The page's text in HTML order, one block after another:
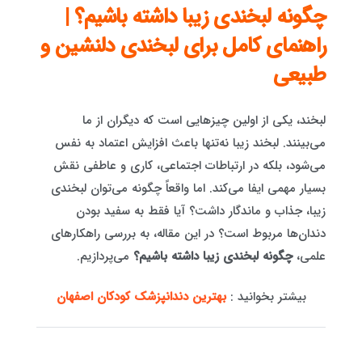
چگونه لبخندی زیبا داشته باشیم؟ |
راهنمای کامل برای لبخندی دلنشین و
طبیعی
لبخند، یکی از اولین چیزهایی است که دیگران از ما
می‌بینند. لبخند زیبا نه‌تنها باعث افزایش اعتماد به نفس
می‌شود، بلکه در ارتباطات اجتماعی، کاری و عاطفی نقش
بسیار مهمی ایفا می‌کند. اما واقعاً چگونه می‌توان لبخندی
زیبا، جذاب و ماندگار داشت؟ آیا فقط به سفید بودن
دندان‌ها مربوط است؟ در این مقاله، به بررسی راهکارهای
علمی،چگونه لبخندی زیبا داشته باشیم؟ می‌پردازیم.
بیشتر بخوانید : بهترین دندانپزشک کودکان اصفهان